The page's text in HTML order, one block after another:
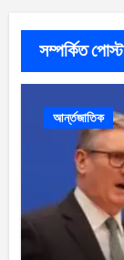
সম্পর্কিত পোস্ট
আর্ন্তজাতিক